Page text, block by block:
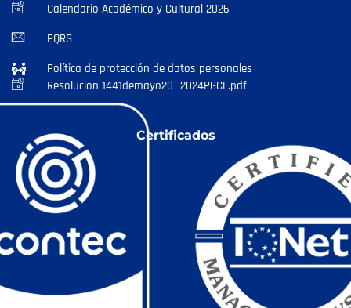
Calendario Académico y Cultural 2026
PQRS
Política de protección de datos personales
Resolucion 1441demayo20- 2024PGCE.pdf
Certificados